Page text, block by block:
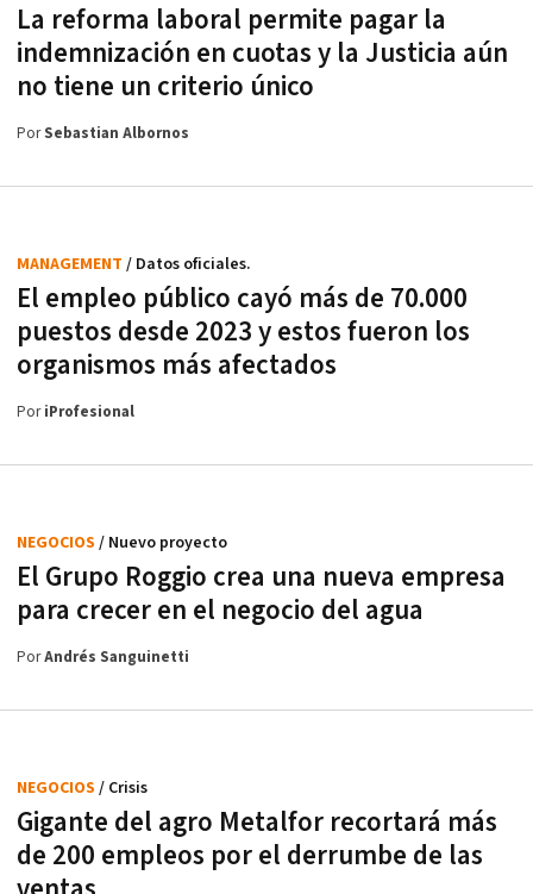
La reforma laboral permite pagar la
indemnización en cuotas y la Justicia aún
no tiene un criterio único
PorSebastian Albornos
El empleo público cayó más de 70.000
puestos desde 2023 y estos fueron los
organismos más afectados
MANAGEMENT / Datos oficiales.
PoriProfesional
El Grupo Roggio crea una nueva empresa
para crecer en el negocio del agua
NEGOCIOS / Nuevo proyecto
PorAndrés Sanguinetti
Gigante del agro Metalfor recortará más
de 200 empleos por el derrumbe de las
NEGOCIOS / Crisis